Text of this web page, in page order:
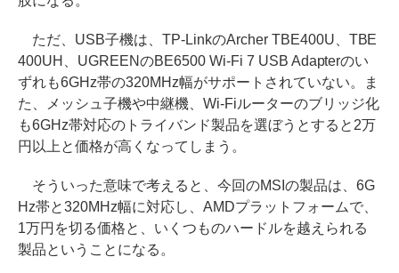
ただ、USB子機は、TP-LinkのArcher TBE400U、TBE
400UH、UGREENのBE6500 Wi-Fi 7 USB Adapterのい
ずれも6GHz帯の320MHz幅がサポートされていない。ま
た、メッシュ子機や中継機、Wi-Fiルーターのブリッジ化
も6GHz帯対応のトライバンド製品を選ぼうとすると2万
円以上と価格が高くなってしまう。
そういった意味で考えると、今回のMSIの製品は、6G
Hz帯と320MHz幅に対応し、AMDプラットフォームで、
1万円を切る価格と、いくつものハードルを越えられる
製品ということになる。